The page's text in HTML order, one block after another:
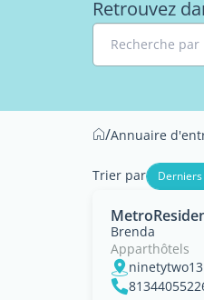
Retrouvez
Recherche
/Annuaire
Trier par
Brenda
Apparthôtels